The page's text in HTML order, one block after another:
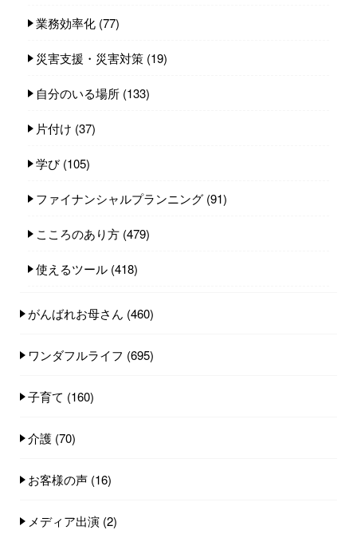
業務効率化 (77)
災害支援・災害対策 (19)
自分のいる場所 (133)
片付け (37)
学び(105)
ファイナンシャルプランニング (91)
こころのあり方 (479)
使えるツール (418)
がんばれお母さん (460)
ワンダフルライフ (695)
子育て (160)
介護 (70)
お客様の声 (16)
メディア出演 (2)